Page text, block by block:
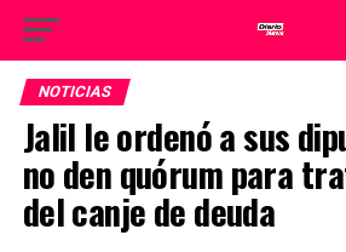
NOTICIAS
Jalil le ordenó a sus
no den quórum para
del canje de deuda